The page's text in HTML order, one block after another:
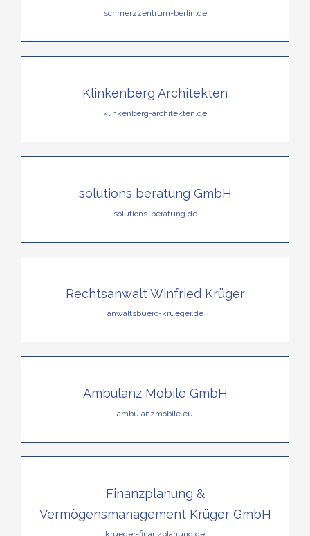
schmerzzentrum-berlin.de
Klinkenberg Architekten
klinkenberg-architekten.de
solutions beratung GmbH
solutions-beratung.de
Rechtsanwalt Winfried Krüger
anwaltsbuero-krueger.de
Ambulanz Mobile GmbH
ambulanzmobile.eu
Finanzplanung &
Vermögensmanagement Krüger GmbH